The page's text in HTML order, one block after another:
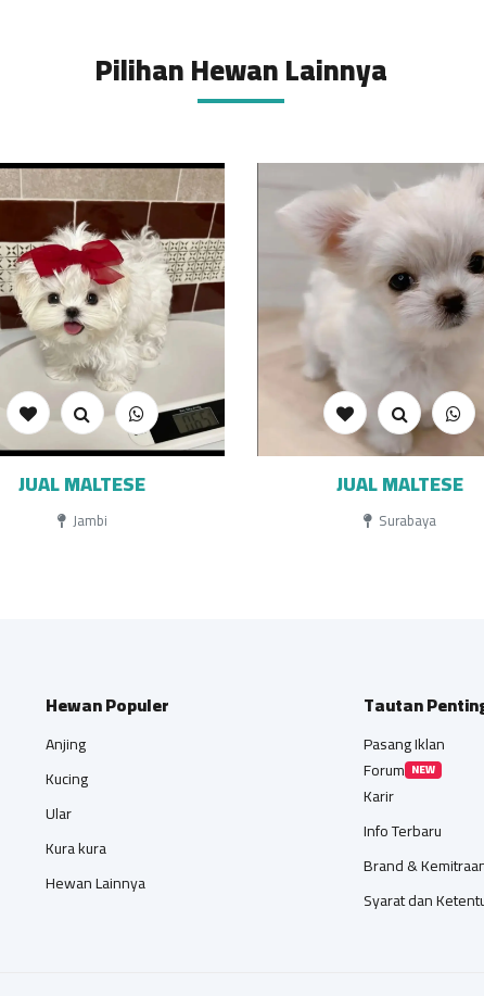
Pilihan Hewan Lainnya
JUAL MALTESE
Jambi
JUAL MALTESE
Surabaya
Hewan Populer
Anjing
Kucing
Ular
Kura kura
Hewan Lainnya
Tautan
Pasang Iklan
Forum NEW
Karir
Info Terbaru
Brand &
Syarat dan